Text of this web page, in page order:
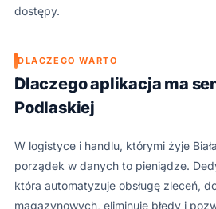
dostępy.
DLACZEGO WARTO
Dlaczego aplikacja ma
Podlaskiej
W logistyce i handlu, którymi żyje
porządek w danych to pieniądze.
która automatyzuje obsługę zleceń,
magazynowych, eliminuje błędy i